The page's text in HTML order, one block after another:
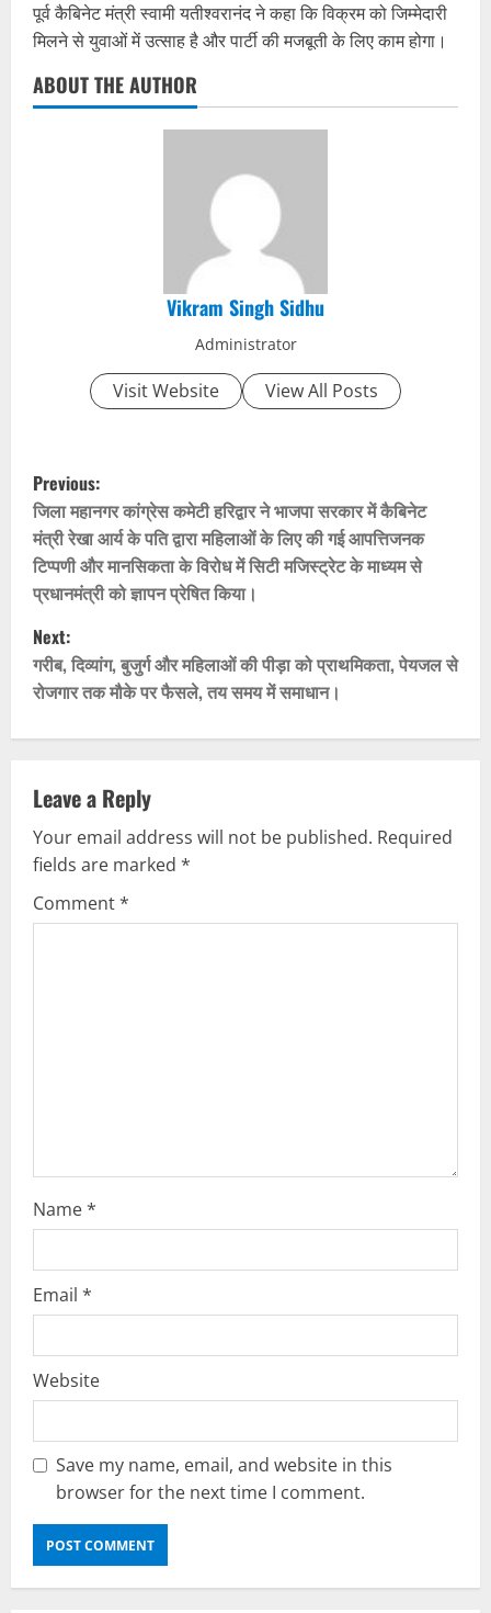
पूर्व कैबिनेट मंत्री स्वामी यतीश्वरानंद ने कहा कि विक्रम को जिम्मेदारी
मिलने से युवाओं में उत्साह है और पार्टी की मजबूती के लिए काम होगा।
ABOUT THE AUTHOR
Vikram Singh Sidhu
Administrator
Visit Website View All Posts
P
o
s
t
n
a
v
i
g
a
t
Previous:
जिला महानगर कांग्रेस कमेटी हरिद्वार ने भाजपा सरकार में कैबिनेट
मंत्री रेखा आर्य के पति द्वारा महिलाओं के लिए की गई आपत्तिजनक
टिप्पणी और मानसिकता के विरोध में सिटी मजिस्ट्रेट के माध्यम से
प्रधानमंत्री को ज्ञापन प्रेषित किया।
Next:
गरीब, दिव्यांग, बुजुर्ग और महिलाओं की पीड़ा को प्राथमिकता, पेयजल से
रोजगार तक मौके पर फैसले, तय समय में समाधान।
Leave a Reply
Your email address will not be published. Required
fields are marked *
Comment*
Name*
Email *
Website
Save my name, email, and website in this
browser for the next time I comment.